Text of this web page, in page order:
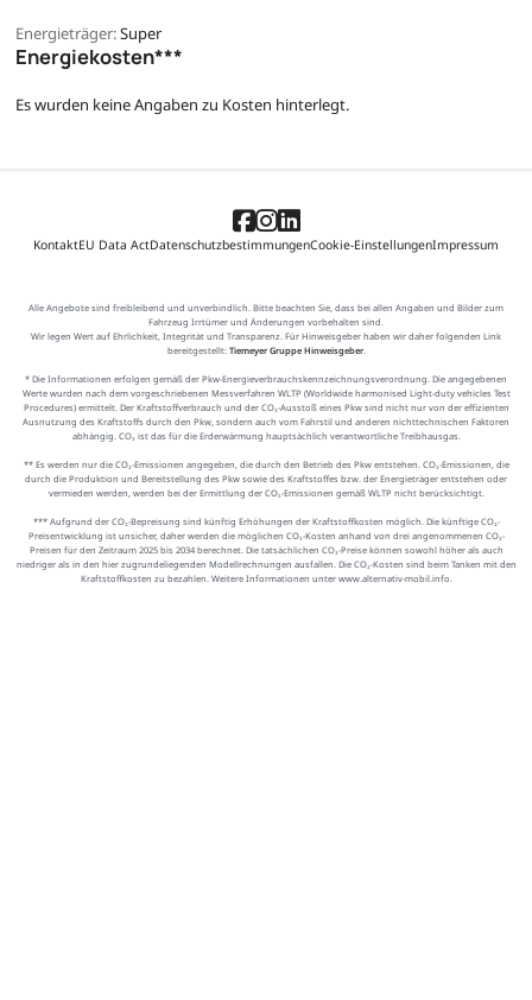
Energieträger:Super
Energiekosten***
Es wurden keine Angaben zu Kosten hinterlegt.
KontaktEU Data ActDatenschutzbestimmungenCookie-EinstellungenImpressum
Alle Angebote sind freibleibend und unverbindlich. Bitte beachten Sie, dass bei allen Angaben und Bilder zum
Fahrzeug Irrtümer und Änderungen vorbehalten sind.
Wir legen Wert auf Ehrlichkeit, Integrität und Transparenz. Für Hinweisgeber haben wir daher folgenden Link
bereitgestellt: Tiemeyer Gruppe Hinweisgeber.
* Die Informationen erfolgen gemäß der Pkw-Energieverbrauchskennzeichnungsverordnung. Die angegebenen
Werte wurden nach dem vorgeschriebenen Messverfahren WLTP (Worldwide harmonised Light-duty vehicles Test
Procedures) ermittelt. Der Kraftstoffverbrauch und der CO₂-Ausstoß eines Pkw sind nicht nur von der effizienten
Ausnutzung des Kraftstoffs durch den Pkw, sondern auch vom Fahrstil und anderen nichttechnischen Faktoren
abhängig. CO₂ ist das für die Erderwärmung hauptsächlich verantwortliche Treibhausgas.
** Es werden nur die CO₂-Emissionen angegeben, die durch den Betrieb des Pkw entstehen. CO₂-Emissionen, die
durch die Produktion und Bereitstellung des Pkw sowie des Kraftstoffes bzw. der Energieträger entstehen oder
vermieden werden, werden bei der Ermittlung der CO₂-Emissionen gemäß WLTP nicht berücksichtigt.
*** Aufgrund der CO₂-Bepreisung sind künftig Erhöhungen der Kraftstoffkosten möglich. Die künftige CO₂-
Preisentwicklung ist unsicher, daher werden die möglichen CO₂-Kosten anhand von drei angenommenen CO₂-
Preisen für den Zeitraum 2025 bis 2034 berechnet. Die tatsächlichen CO₂-Preise können sowohl höher als auch
niedriger als in den hier zugrundeliegenden Modellrechnungen ausfallen. Die CO₂-Kosten sind beim Tanken mit den
Kraftstoffkosten zu bezahlen. Weitere Informationen unter www.alternativ-mobil.info.